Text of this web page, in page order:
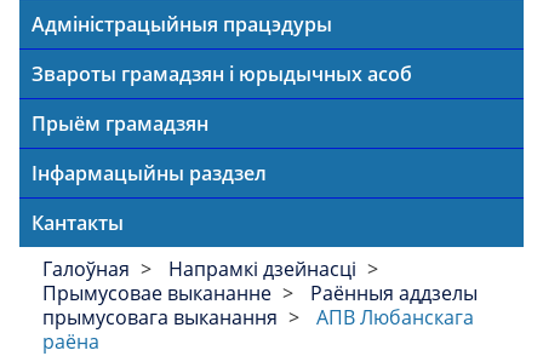
Адміністрацыйныя працэдуры
Звароты грамадзян і юрыдычных асоб
Прыём грамадзян
Інфармацыйны раздзел
Кантакты
Галоўная
Напрамкі дзейнасці
Прымусовае выкананне
Раённыя аддзелы
прымусовага выканання
АПВ Любанскага
раёна